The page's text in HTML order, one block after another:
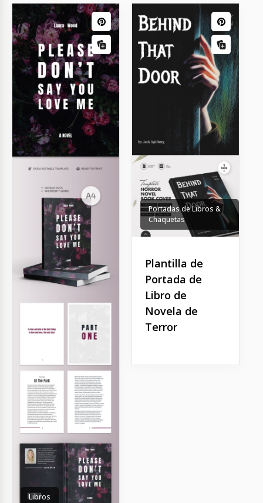
Libros
Portadas de Libros &
Chaquetas
Plantilla de
Portada de
Libro de
Novela de
Terror